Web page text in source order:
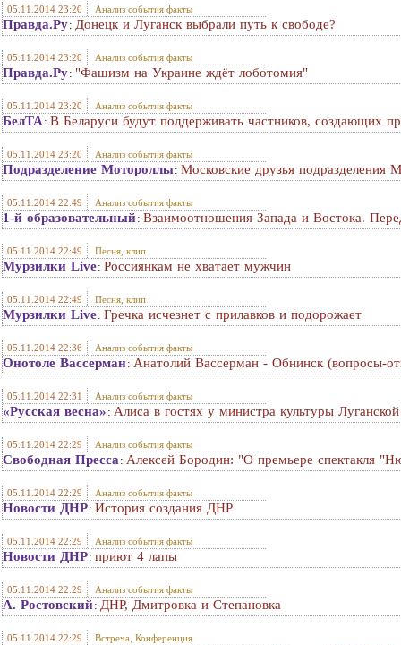
05.11.2014 23:20 Анализ события факты
Правда.Ру: Донецк и Луганск выбрали путь к свободе?
05.11.2014 23:20 Анализ события факты
Правда.Ру: "Фашизм на Украине ждёт лоботомия"
05.11.2014 23:20 Анализ события факты
БелТА : В Беларуси будут поддерживать частников, создающих
05.11.2014 23:20 Анализ события факты
Подразделение Мотороллы: Московские друзья
05.11.2014 22:49 Анализ события факты
1-й образовательный: Взаимоотношения Запада и Востока.
05.11.2014 22:49 Песня, клип
Мурзилки Live: Россиянкам не хватает мужчин
05.11.2014 22:49 Песня, клип
Мурзилки Live: Гречка исчезнет с прилавков и подорожает
05.11.2014 22:36 Анализ события факты
Онотоле Вассерман: Анатолий Вассерман - Обнинск (вопросы-
05.11.2014 22:31 Анализ события факты
«Русская весна» : Алиса в гостях у министра культуры
05.11.2014 22:29 Анализ события факты
Свободная Пресса : Алексей Бородин: "О премьере спектакля
05.11.2014 22:29 Анализ события факты
Новости ДНР: История создания ДНР
05.11.2014 22:29 Анализ события факты
Новости ДНР: приют 4 лапы
05.11.2014 22:29 Анализ события факты
А. Ростовский: ДНР, Дмитровка и Степановка
05.11.2014 22:29 Встреча, Конференция